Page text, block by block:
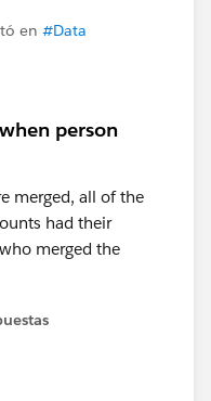
en #Data
person
merged, all of the
had their
merged the